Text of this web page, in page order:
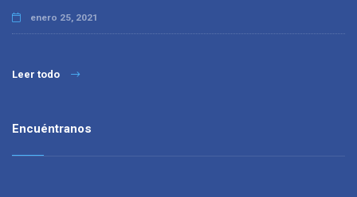
enero 25, 2021
Leer todo
Encuéntranos